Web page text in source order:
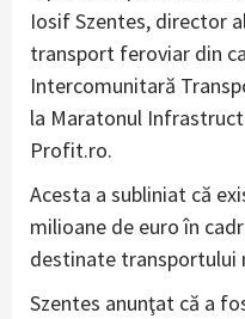
Iosif Szentes, director
transport feroviar din
Intercomunitară
la Maratonul
Profit.ro.
Acesta a subliniat că
milioane de euro în
destinate transportului
Szentes anunţat că a